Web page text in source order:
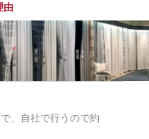
由
、自社で行うので約